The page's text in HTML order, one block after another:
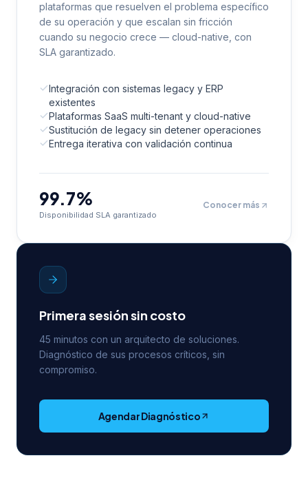
plataformas que resuelven el problema específico
de su operación y que escalan sin fricción
cuando su negocio crece — cloud-native, con
SLA garantizado.
Integración con sistemas legacy y ERP
existentes
Plataformas SaaS multi-tenant y cloud-native
Sustitución de legacy sin detener operaciones
Entrega iterativa con validación continua
99.7%
Disponibilidad SLA garantizado
Conocer más
Primera sesión sin costo
45 minutos con un arquitecto de soluciones.
Diagnóstico de sus procesos críticos, sin
compromiso.
Agendar Diagnóstico